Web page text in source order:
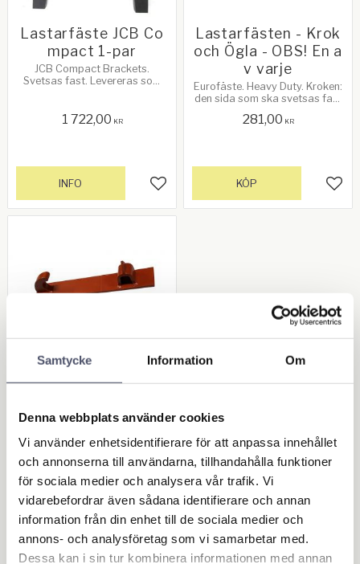
Samtycke Information Om
Denna webbplats använder cookies
Vi använder enhetsidentifierare för att anpassa innehållet
och annonserna till användarna, tillhandahålla funktioner
för sociala medier och analysera vår trafik. Vi
vidarebefordrar även sådana identifierare och annan
information från din enhet till de sociala medier och
annons- och analysföretag som vi samarbetar med.
Dessa kan i sin tur kombinera informationen med annan
Lastarfäste JCB Co
mpact 1-par
JCB Compact Brackets.
Svetsas fast. Levereras som
1 722,00 KR
Lägg till i favoriter
INFO
Lastarfästen - Krok
och Ögla - OBS! En a
v varje
Eurofäste. Heavy Duty. Kroken:
den sida som ska svetsas fast
Det är bara en krok och en ögla
281,00 KR
KÖP
- 1 par
Lastarfäste till Trima. 1 par.
Längd: 470mm. Bredd: 80mm.
Tjocklek: 10mm. Avstånd från
1 041,00
Lägg till i favoriter